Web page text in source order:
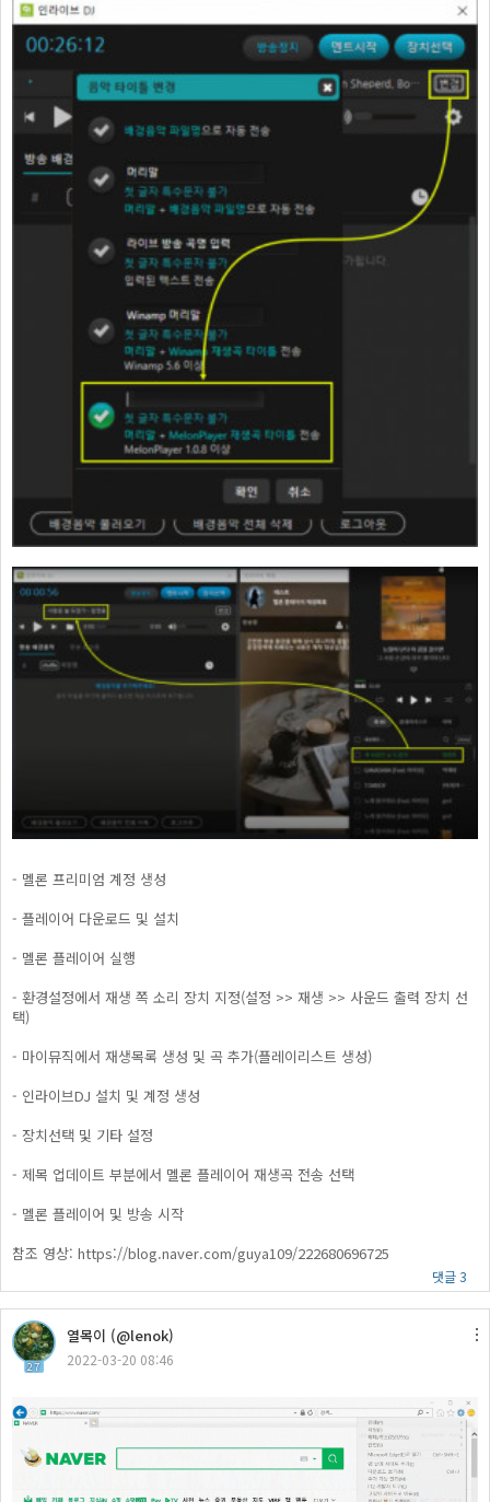
- 멜론 프리미엄 계정 생성
- 플레이어 다운로드 및 설치
- 멜론 플레이어 실행
- 환경설정에서 재생 쪽 소리 장치 지정(설정 >> 재생 >> 사운드 출력 장치 선
택)
- 마이뮤직에서 재생목록 생성 및 곡 추가(플레이리스트 생성)
- 인라이브DJ 설치 및 계정 생성
- 장치선택 및 기타 설정
- 제목 업데이트 부분에서 멜론 플레이어 재생곡 전송 선택
- 멜론 플레이어 및 방송 시작
참조 영상: https://blog.naver.com/guya109/222680696725
댓글 3
27
열목이 (@lenok)
2022-03-20 08:46